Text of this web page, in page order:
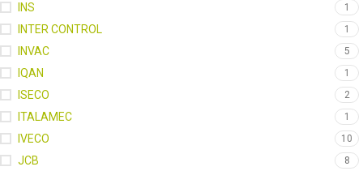
INS 1
INTER CONTROL 1
INVAC 5
IQAN 1
ISECO 2
ITALAMEC 1
IVECO 10
JCB 8